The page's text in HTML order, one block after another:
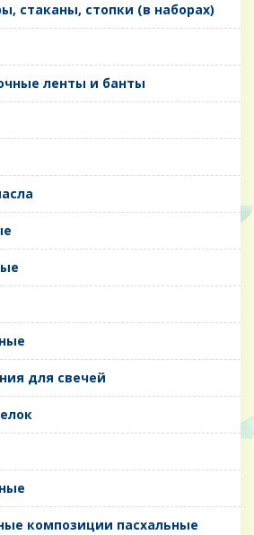
стаканы, стопки (в наборах)
ленты и банты
для свечей
композиции пасхальные